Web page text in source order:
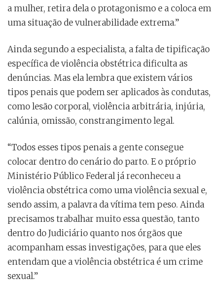
a mulher, retira dela o protagonismo e a coloca em
uma situação de vulnerabilidade extrema.”
Ainda segundo a especialista, a falta de tipificação
específica de violência obstétrica dificulta as
denúncias. Mas ela lembra que existem vários
tipos penais que podem ser aplicados às condutas,
como lesão corporal, violência arbitrária, injúria,
calúnia, omissão, constrangimento legal.
“Todos esses tipos penais a gente consegue
colocar dentro do cenário do parto. E o próprio
Ministério Público Federal já reconheceu a
violência obstétrica como uma violência sexual e,
sendo assim, a palavra da vítima tem peso. Ainda
precisamos trabalhar muito essa questão, tanto
dentro do Judiciário quanto nos órgãos que
acompanham essas investigações, para que eles
entendam que a violência obstétrica é um crime
sexual.”